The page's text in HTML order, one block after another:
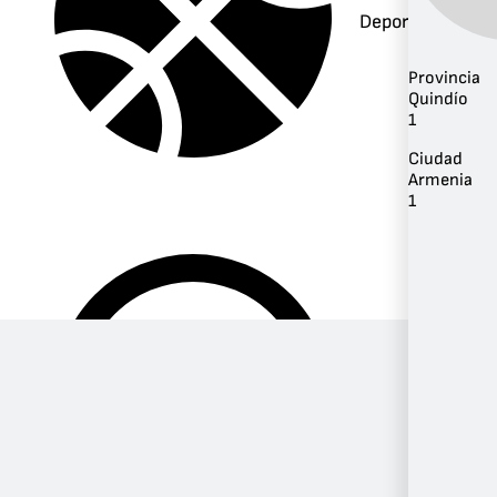
Deportes
Provincia
Quindío
1
Ciudad
Armenia
1